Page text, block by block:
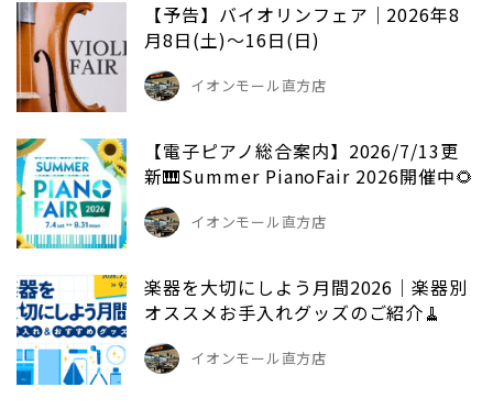
【予告】バイオリンフェア｜2026年8
月8日(土)～16日(日)
イオンモール直方店
【電子ピアノ総合案内】2026/7/13更
新🎹Summer PianoFair 2026開催中🌻
イオンモール直方店
楽器を大切にしよう月間2026｜楽器別
オススメお手入れグッズのご紹介🧹
イオンモール直方店